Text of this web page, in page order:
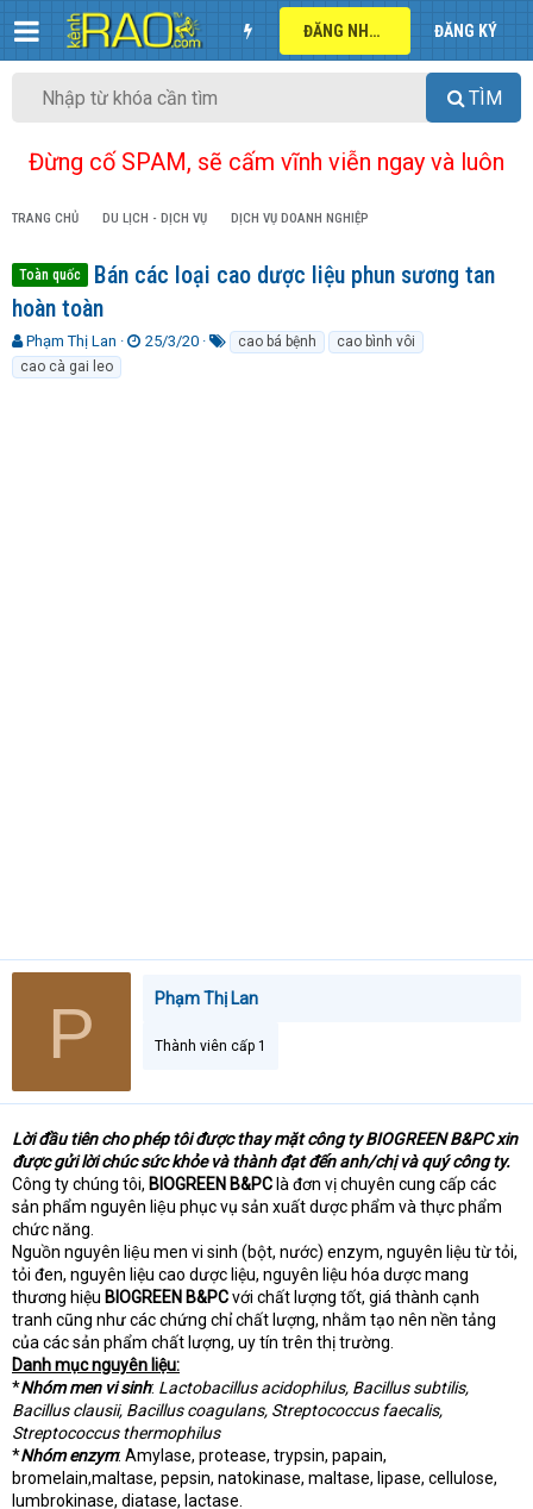
ĐĂNG NHẬP ĐĂNG KÝ
TÌM
Đừng cố SPAM, sẽ cấm vĩnh viễn ngay và luôn
TRANG CHỦ DU LỊCH - DỊCH VỤ DỊCH VỤ DOANH NGHIỆP
Toàn quốc
Bán các loại cao dược liệu phun sương tan
hoàn toàn
T
h
r
Phạm Thị Lan
N
25/3/20 cao bá bệnh
cao bình vôi
cao cà gai leo
P Phạm Thị Lan
Thành viên cấp 1
Lời đầu tiên cho phép tôi được thay mặt công ty BIOGREEN B&PC xin
được gửi lời chúc sức khỏe và thành đạt đến anh/chị và quý công ty.
Công ty chúng tôi, BIOGREEN B&PC là đơn vị chuyên cung cấp các
sản phẩm nguyên liệu phục vụ sản xuất dược phẩm và thực phẩm
chức năng.
Nguồn nguyên liệu men vi sinh (bột, nước) enzym, nguyên liệu từ tỏi,
tỏi đen, nguyên liệu cao dược liệu, nguyên liệu hóa dược mang
thương hiệu BIOGREEN B&PCvới chất lượng tốt, giá thành cạnh
tranh cũng như các chứng chỉ chất lượng, nhằm tạo nên nền tảng
của các sản phẩm chất lượng, uy tín trên thị trường.
Danh mục nguyên liệu:
*Nhóm men vi sinh: Lactobacillus acidophilus, Bacillus subtilis,
Bacillus clausii, Bacillus coagulans, Streptococcus faecalis,
Streptococcus thermophilus
*Nhóm enzym: Amylase, protease, trypsin, papain,
bromelain,maltase, pepsin, natokinase, maltase, lipase, cellulose,
lumbrokinase, diatase, lactase.